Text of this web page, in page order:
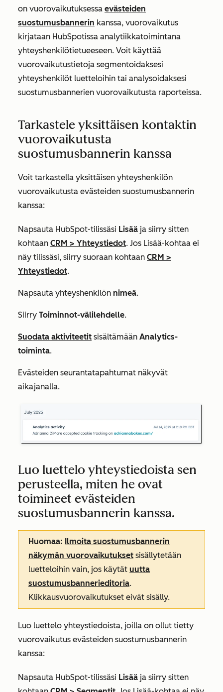
on vuorovaikutuksessa evästeiden
suostumusbannerin kanssa, vuorovaikutus
kirjataan HubSpotissa analytiikkatoimintana
yhteyshenkilötietueeseen. Voit käyttää
vuorovaikutustietoja segmentoidaksesi
yhteyshenkilöt luetteloihin tai analysoidaksesi
suostumusbannerien vuorovaikutusta raporteissa.
Tarkastele yksittäisen kontaktin
vuorovaikutusta
suostumusbannerin kanssa
Voit tarkastella yksittäisen yhteyshenkilön
vuorovaikutusta evästeiden suostumusbannerin
kanssa:
Napsauta HubSpot-tilissäsi Lisää ja siirry sitten
kohtaan CRM > Yhteystiedot. Jos Lisää-kohtaa ei
näy tilissäsi, siirry suoraan kohtaan CRM >
Yhteystiedot.
Napsauta yhteyshenkilön nimeä.
Siirry Toiminnot-välilehdelle.
Suodata aktiviteetit sisältämään Analytics-
toiminta.
Evästeiden seurantatapahtumat näkyvät
aikajanalla.
Luo luettelo yhteystiedoista sen
perusteella, miten he ovat
toimineet evästeiden
suostumusbannerin kanssa.
Huomaa: Ilmoita suostumusbannerin
näkymän vuorovaikutukset sisällytetään
luetteloihin vain, jos käytät uutta
suostumusbannerieditoria.
Klikkausvuorovaikutukset eivät sisälly.
Luo luettelo yhteystiedoista, joilla on ollut tietty
vuorovaikutus evästeiden suostumusbannerin
kanssa:
Napsauta HubSpot-tilissäsi Lisää ja siirry sitten